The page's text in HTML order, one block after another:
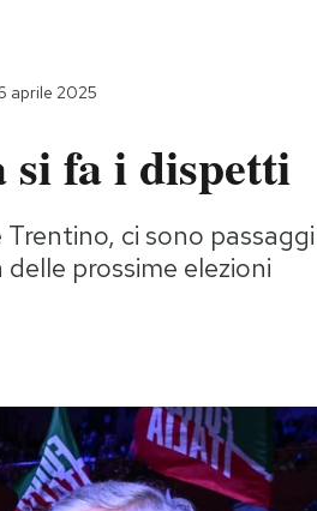
aprile 2025
si fa i dispetti
ci sono passaggi
prossime elezioni